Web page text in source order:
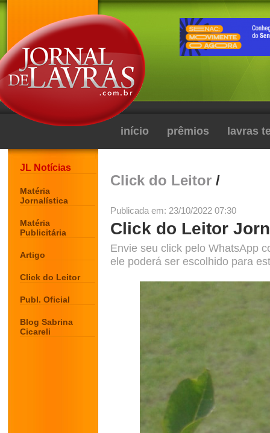
início prêmios lavras
JL Notícias
Matéria
Jornalística
Matéria
Publicitária
Artigo
Click do Leitor
Publ. Oficial
Blog Sabrina
Cicareli
Click do Leitor /
Publicada em: 23/10/2022 07:30
Click do Leitor
Envie seu click pelo WhatsApp
ele poderá ser escolhido para